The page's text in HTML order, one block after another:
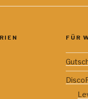
FÜR